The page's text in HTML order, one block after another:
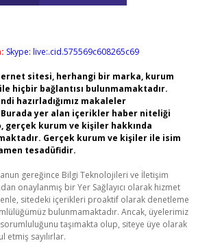
Skype: live:.cid.575569c608265c69
sitesi, herhangi bir marka, kurum
hiçbir bağlantısı bulunmamaktadır.
hazırladığımız makaleler
Burada yer alan içerikler haber niteliği
gerçek kurum ve kişiler hakkında
Gerçek kurum ve kişiler ile isim
tesadüfidir.
gereğince Bilgi Teknolojileri ve İletişim
onaylanmış bir Yer Sağlayıcı olarak hizmet
sitedeki içerikleri proaktif olarak denetleme
bulunmamaktadır. Ancak, üyelerimiz
taşımakta olup, siteye üye olarak
etmiş sayılırlar.